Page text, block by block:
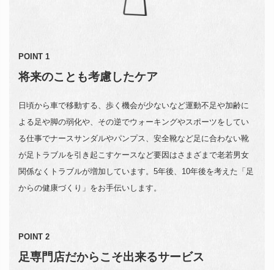
POINT 1
将来のことも考慮したケア
日頃から車で移動する、歩く機会が少ないなど運動不足や加齢に
よる足や脚の弱化や、その逆でウォーキングやスポーツをしてい
る仕事でナースサンダルやパンプス、安全靴など足に合わない靴
が足トラブルを引き起こすケースなど要因はさまざまで老若男女
関係なくトラブルが増加しています。5年後、10年後を考えた「足
からの健康づくり」をお手伝いします。
POINT 2
足専門店だからこそ出来るサービス